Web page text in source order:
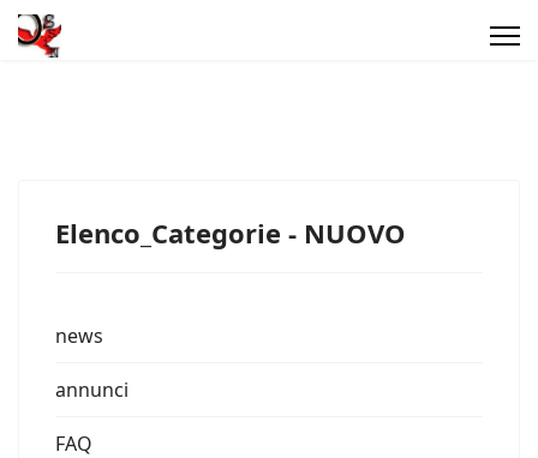
Elenco_Categorie - NUOVO
news
annunci
FAQ